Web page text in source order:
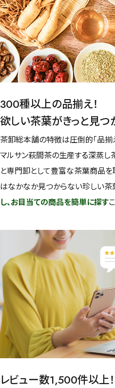
予算・価格で探す
〜
茶葉を選択
健康茶 ハーブティー
紅茶
容量を選択
50g 100g
検索
300種以上の品揃え！
欲しい茶葉がきっと見つ
茶卸総本舗の特徴は圧倒的「品揃え
マルサン萩間茶の生産する深蒸し
と専門卸として豊富な茶葉商品を
はなかなか見つからない珍しい茶
し、お目当ての商品を簡単に探す
レビュー数1,500件以上！